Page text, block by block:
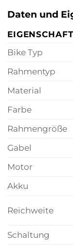
Daten und
EIGENSCHAFT
Bike Typ
Rahmentyp
Material
Farbe
Rahmengröße
Gabel
Motor
Akku
Reichweite
Schaltung